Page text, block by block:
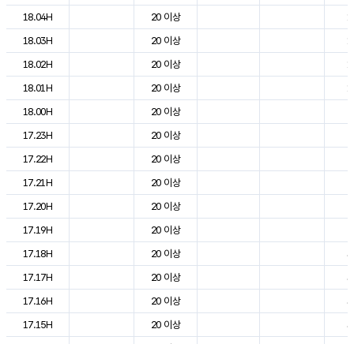
18.04H
20 이상
18.03H
20 이상
18.02H
20 이상
18.01H
20 이상
18.00H
20 이상
17.23H
20 이상
17.22H
20 이상
17.21H
20 이상
17.20H
20 이상
17.19H
20 이상
17.18H
20 이상
17.17H
20 이상
17.16H
20 이상
17.15H
20 이상